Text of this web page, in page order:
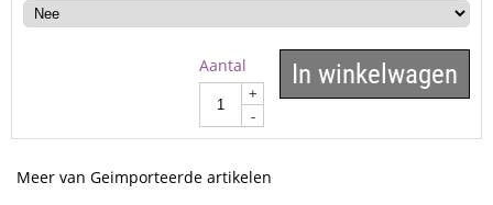
Aantal
+
-
In winkelwagen
Meer van Geimporteerde artikelen